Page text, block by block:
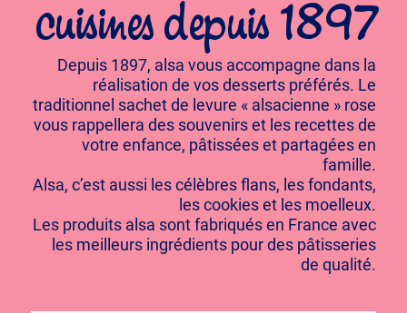
cuisines depuis 1897
Depuis 1897, alsa vous accompagne dans la
réalisation de vos desserts préférés. Le
traditionnel sachet de levure « alsacienne » rose
vous rappellera des souvenirs et les recettes de
votre enfance, pâtissées et partagées en
famille.
Alsa, c’est aussi les célèbres flans, les fondants,
les cookies et les moelleux.
Les produits alsa sont fabriqués en France avec
les meilleurs ingrédients pour des pâtisseries
de qualité.